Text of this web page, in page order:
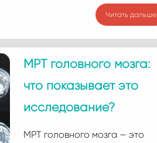
Читать дальше
МРТ головного мозга:
что показывает это
исследование?
МРТ головного мозга — это